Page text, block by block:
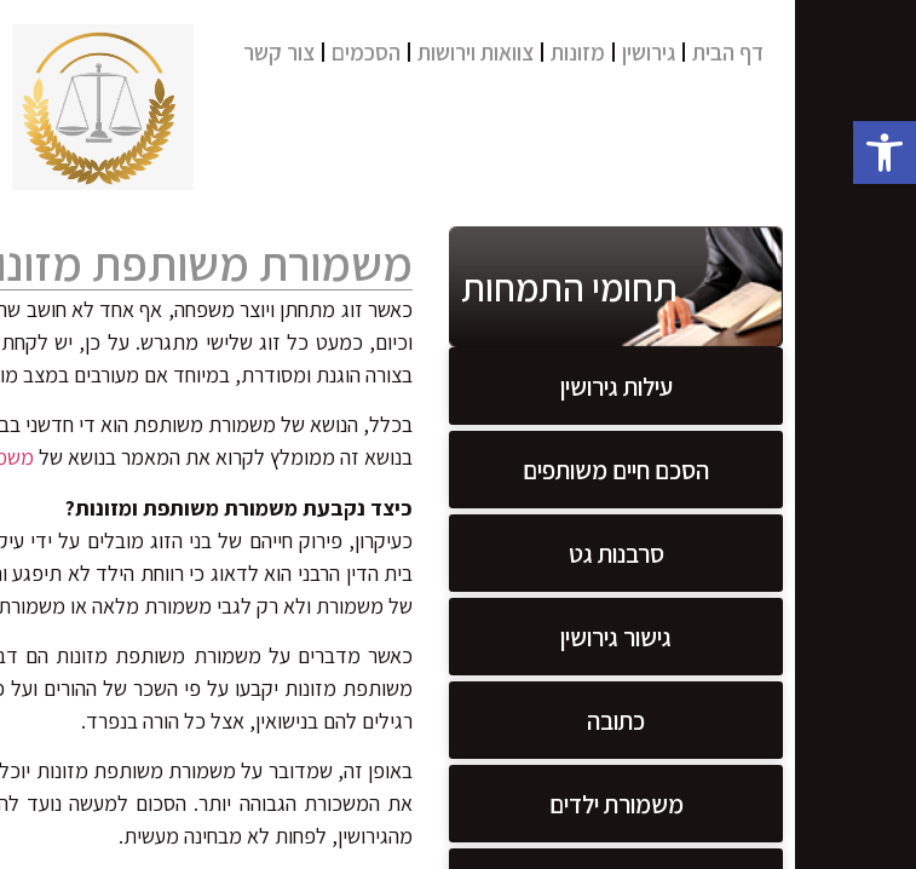
פתח סרגל נגישות
דף הבית גירושין מזונות צוואות וירושות הסכמים צור קשר
תחומי התמחות
עילות גירושין
הסכם חיים משותפים
סרבנות גט
גישור גירושין
כתובה
משמורת ילדים
משמורת משותפת
כאשר זוג מתחתן ויוצר משפחה, אף אחד לא חושב
וכיום, כמעט כל זוג שלישי מתגרש. על כן, יש
בצורה הוגנת ומסודרת, במיוחד אם מעורבים במצב
בכלל, הנושא של משמורת משותפת הוא די חדשני
בנושא זה ממומלץ לקרוא את המאמר בנושא של
כיצד נקבעת משמורת משותפת ומזונות?
כעיקרון, פירוק חייהם של בני הזוג מובלים על ידי
בית הדין הרבני הוא לדאוג כי רווחת הילד לא
של משמורת ולא רק לגבי משמורת מלאה או
כאשר מדברים על משמורת משותפת מזונות הם
משותפת מזונות יקבעו על פי השכר של ההורים
רגילים להם בנישואין, אצל כל הורה בנפרד.
באופן זה, שמדובר על משמורת משותפת מזונות
את המשכורת הגבוהה יותר. הסכום למעשה נועד
מהגירושין, לפחות לא מבחינה מעשית.